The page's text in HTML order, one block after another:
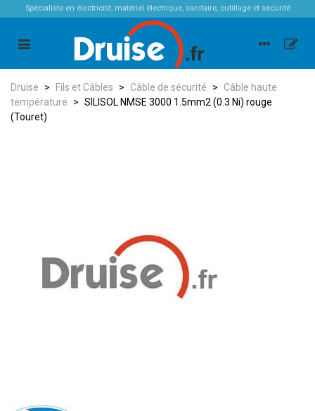
Spécialiste en électricité, matériel électrique, sanitaire, outillage et sécurité
Druise > Fils et Câbles > Câble de sécurité >
Câble haute
température
> SILISOL NMSE 3000 1.5mm2 (0.3 Ni) rouge
(Touret)